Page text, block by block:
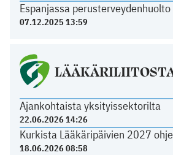
Espanjassa
07.12.2025 13:59
Ajankohtaista yksityissektorilta
22.06.2026 14:26
Kurkista Lääkäripäivien 2027
18.06.2026 08:58